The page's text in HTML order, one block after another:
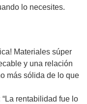
lo necesites.
Materiales súper
y una relación
más sólida de lo que
“La rentabilidad fue lo